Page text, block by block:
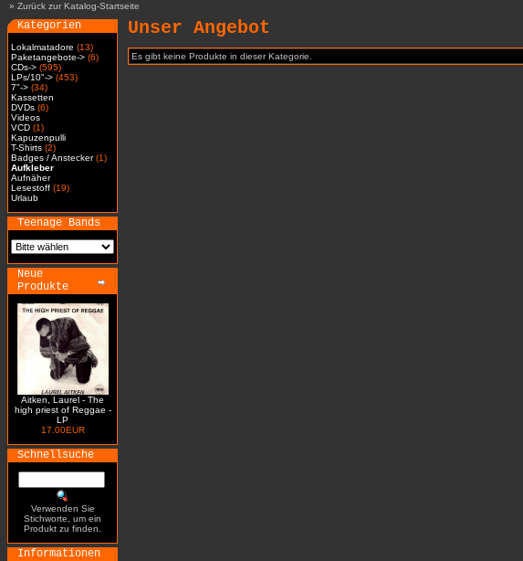
» Zurück zur Katalog-Startseite
Kategorien
Lokalmatadore (13)
Paketangebote-> (6)
CDs-> (595)
LPs/10"-> (453)
7"-> (34)
Kassetten
DVDs (6)
Videos
VCD (1)
Kapuzenpulli
T-Shirts (2)
Badges / Anstecker(1)
Aufkleber
Aufnäher
Lesestoff (19)
Urlaub
Teenage Bands
Neue
Produkte
Aitken, Laurel - The
high priest of Reggae -
LP
17.00EUR
Schnellsuche
Verwenden Sie
Stichworte, um ein
Produkt zu finden.
Informationen
Unser Angebot
Es gibt keine Produkte in dieser Kategorie.